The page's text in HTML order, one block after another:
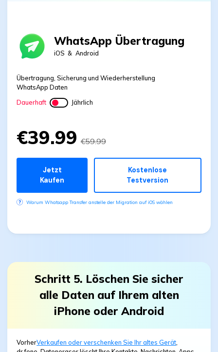
WhatsApp Übertragung
iOS & Android
Übertragung, Sicherung und Wiederherstellung
WhatsApp Daten
Dauerhaft
Jährlich
€39.99 €59.99
Jetzt
Kaufen
Kostenlose
Testversion
Warum Whatsapp Transfer anstelle der Migration auf iOS wählen
Schritt 5. Löschen Sie sicher
alle Daten auf Ihrem alten
iPhone oder Android
VorherVerkaufen oder verschenken Sie Ihr altes Gerät,